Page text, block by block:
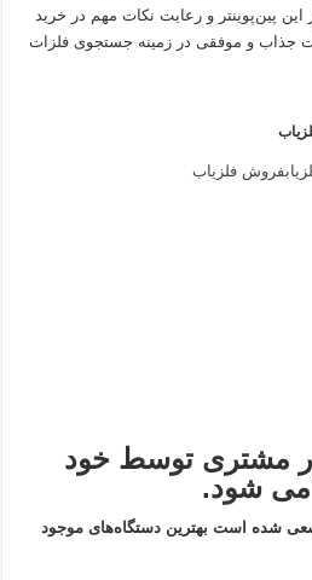
این پین‌پوینتر و رعایت نکات مهم در خرید
جذاب و موفقی در زمینه جستجوی فلزات
فروش فلزیاب
مشتری توسط خود
می شود.
شده است بهترین دستگاه‌های موجود